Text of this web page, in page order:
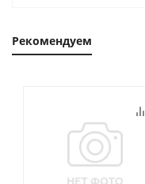
Рекомендуем